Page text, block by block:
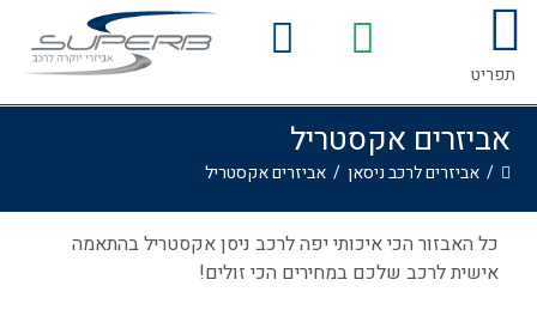
לתוכן
תפריט
אביזרים אקסטריל
/ אביזרים לרכב ניסאן / אביזרים אקסטריל
כל האבזור הכי איכותי יפה לרכב ניסן אקסטריל בהתאמה
אישית לרכב שלכם במחירים הכי זולים!